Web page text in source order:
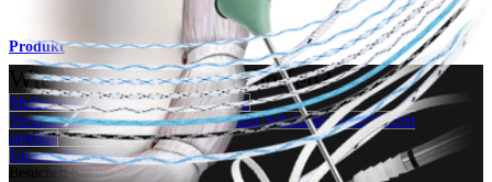
Produkt
Wie können wir Ihnen helfen?
Medizinproduktberater:in kontaktieren
Veranstaltungen, Lab-Vorführungen und Schulungsmöglichkeiten
ansehen
Unseren Newsletter abonnieren
Besuchen Sie uns